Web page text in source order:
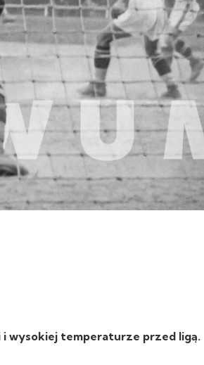
i wysokiej temperaturze przed ligą.